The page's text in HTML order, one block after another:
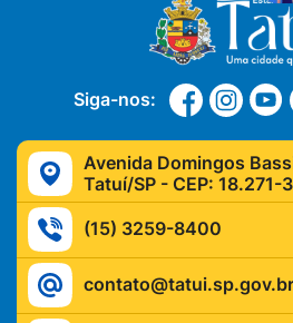
Siga-nos:
Avenida Domingos
Tatuí/SP - CEP: 18.271-
(15) 3259-8400
contato@tatui.sp.gov.br